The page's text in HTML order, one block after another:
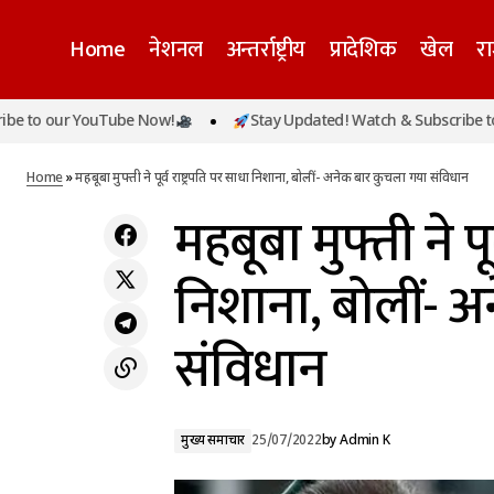
Home नेशनल अन्तर्राष्ट्रीय प्रादेशिक खेल
शिवसेना की लड़ाई एक बार फिर सुप्रीम कोर्ट में, चुनाव
YouTube Now! Stay Updated! Watch & Subscribe to our
Home»महबूबा मुफ्ती ने पूर्व राष्ट्रपति पर साधा निशाना, बोलीं- अनेक बार कुचला गया संविधान
महबूबा मुफ्ती ने
निशाना, बोलीं-
संविधान
मुख्य समाचार 25/07/2022byAdmin K